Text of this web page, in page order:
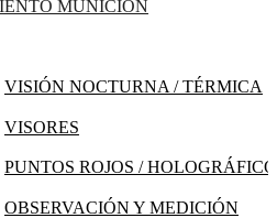
MUNICIÓN
VISIÓN NOCTURNA / TÉRMICA
VISORES
PUNTOS ROJOS /
OBSERVACIÓN Y MEDICIÓN